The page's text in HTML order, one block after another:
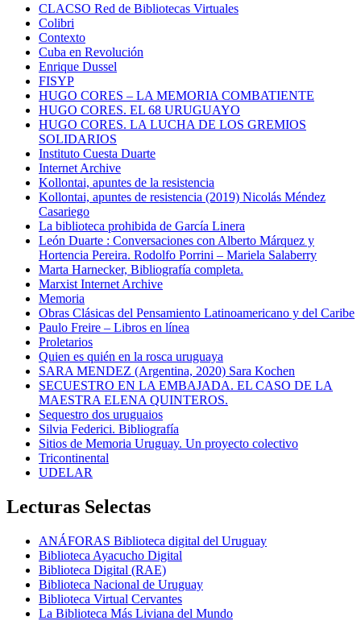
CLACSO Red de Bibliotecas Virtuales
Colibri
Contexto
Cuba en Revolución
Enrique Dussel
FISYP
HUGO CORES – LA MEMORIA COMBATIENTE
HUGO CORES. EL 68 URUGUAYO
HUGO CORES. LA LUCHA DE LOS GREMIOS
SOLIDARIOS
Instituto Cuesta Duarte
Internet Archive
Kollontai, apuntes de la resistencia
Kollontai, apuntes de resistencia (2019) Nicolás Méndez
Casariego
La biblioteca prohibida de García Linera
León Duarte : Conversaciones con Alberto Márquez y
Hortencia Pereira. Rodolfo Porrini – Mariela Salaberry
Marta Harnecker, Bibliografía completa.
Marxist Internet Archive
Memoria
Obras Clásicas del Pensamiento Latinoamericano y del Caribe
Paulo Freire – Libros en línea
Proletarios
Quien es quién en la rosca uruguaya
SARA MENDEZ (Argentina, 2020) Sara Kochen
SECUESTRO EN LA EMBAJADA. EL CASO DE LA
MAESTRA ELENA QUINTEROS.
Sequestro dos uruguaios
Silvia Federici. Bibliografía
Sitios de Memoria Uruguay. Un proyecto colectivo
Tricontinental
UDELAR
Lecturas Selectas
ANÁFORAS Biblioteca digital del Uruguay
Biblioteca Ayacucho Digital
Biblioteca Digital (RAE)
Biblioteca Nacional de Uruguay
Biblioteca Virtual Cervantes
La Biblioteca Más Liviana del Mundo